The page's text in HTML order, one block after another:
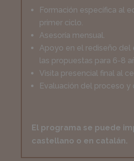
Formación específica al
primer ciclo.
Asesoría mensual.
Apoyo en el rediseño del
las propuestas para 6-8
Visita presencial final al
Evaluación del proceso y
El programa se puede
castellano o en catalán.